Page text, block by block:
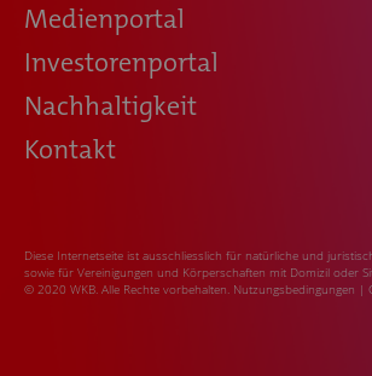
Medienportal
Investorenportal
Nachhaltigkeit
Kontakt
Diese Internetseite ist ausschliesslich für natürliche und
sowie für Vereinigungen und Körperschaften mit Domizil oder
© 2020 WKB. Alle Rechte vorbehalten. Nutzungsbedingungen |